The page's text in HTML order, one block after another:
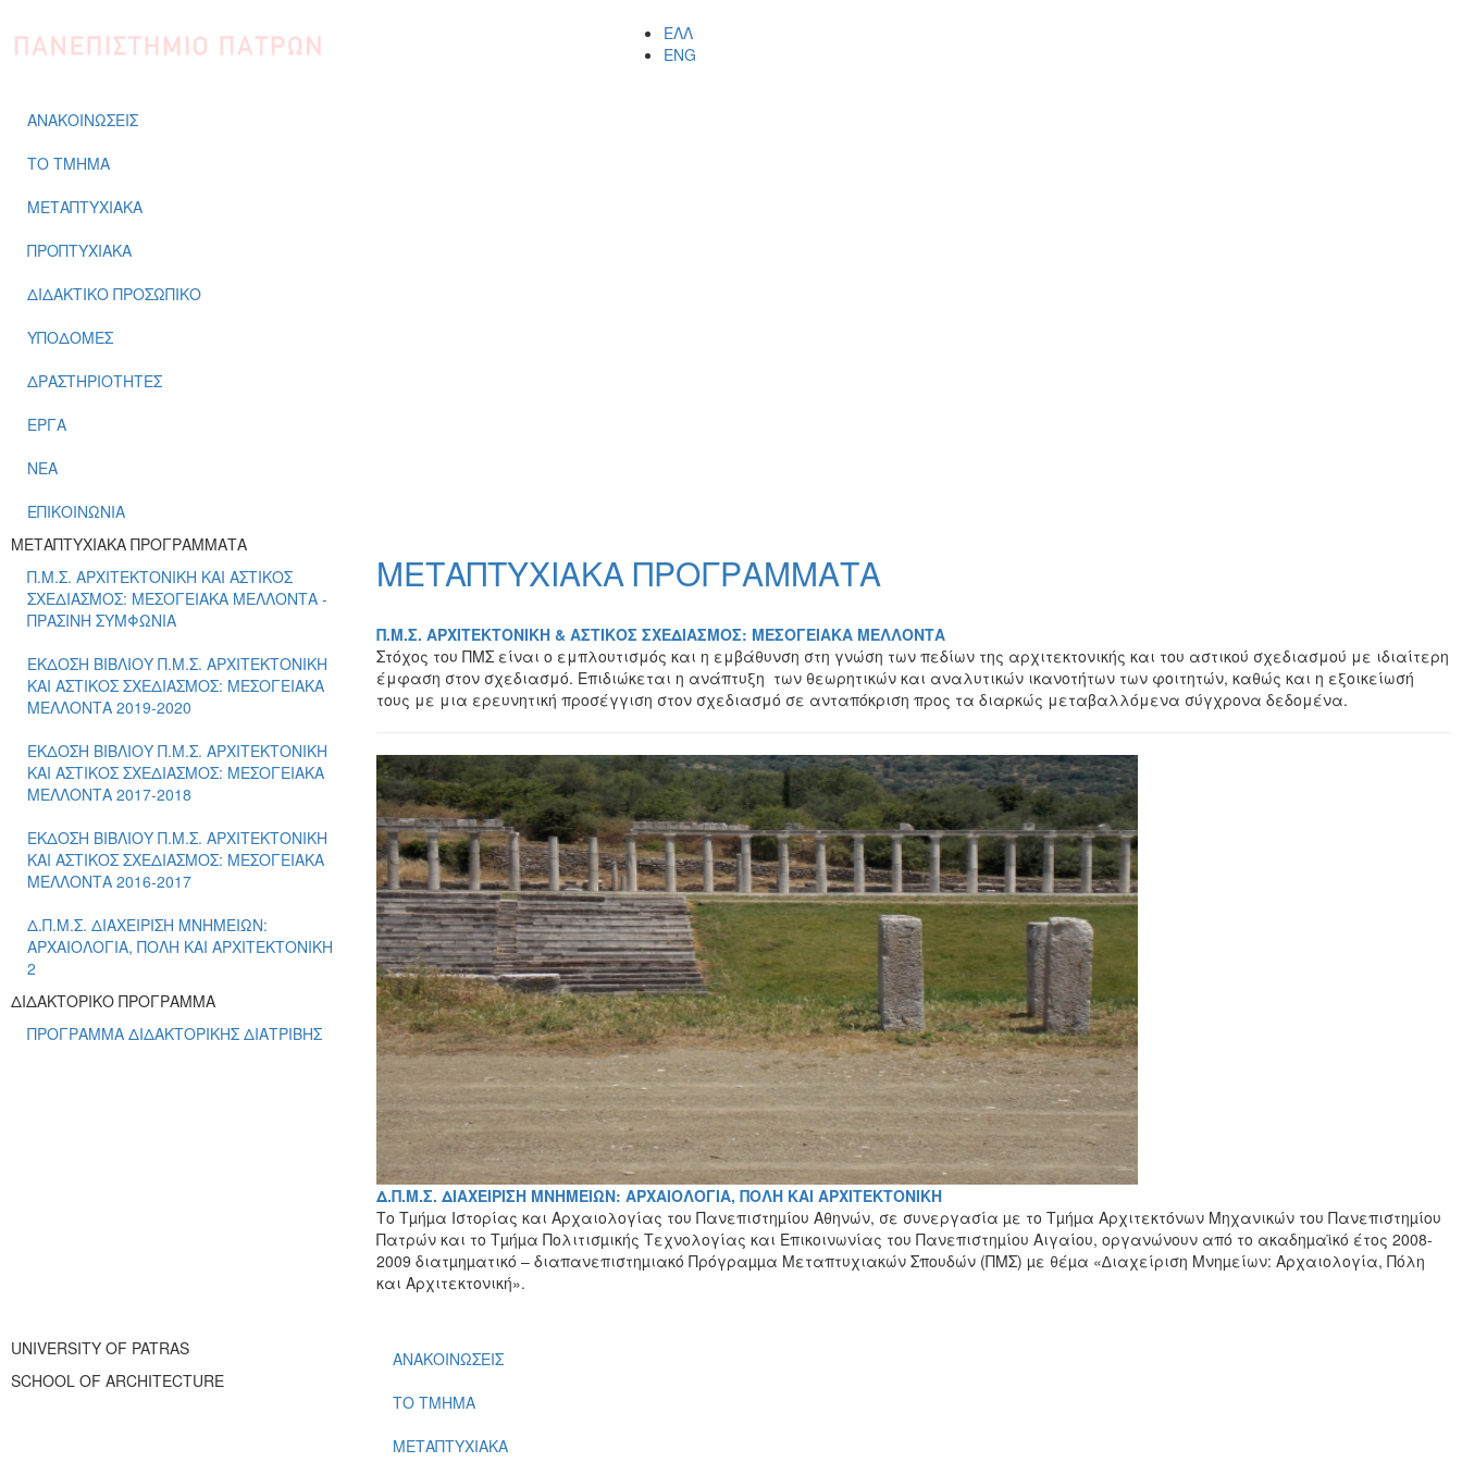
ΕΛΛ
ENG
ΑΝΑΚΟΙΝΩΣΕΙΣ
ΤΟ ΤΜΗΜΑ
ΜΕΤΑΠΤΥΧΙΑΚΑ
ΠΡΟΠΤΥΧΙΑΚΑ
ΔΙΔΑΚΤΙΚΟ ΠΡΟΣΩΠΙΚΟ
ΥΠΟΔΟΜΕΣ
ΔΡΑΣΤΗΡΙΟΤΗΤΕΣ
ΕΡΓΑ
ΝΕΑ
ΕΠΙΚΟΙΝΩΝΙΑ
ΜΕΤΑΠΤΥΧΙΑΚΑ ΠΡΟΓΡΑΜΜΑΤΑ
Π.Μ.Σ. ΑΡΧΙΤΕΚΤΟΝΙΚΗ ΚΑΙ ΑΣΤΙΚΟΣ
ΣΧΕΔΙΑΣΜΟΣ: ΜΕΣΟΓΕΙΑΚΑ ΜΕΛΛΟΝΤΑ -
ΠΡΑΣΙΝΗ ΣΥΜΦΩΝΙΑ
ΕΚΔΟΣΗ ΒΙΒΛΙΟΥ Π.Μ.Σ. ΑΡΧΙΤΕΚΤΟΝΙΚΗ
ΚΑΙ ΑΣΤΙΚΟΣ ΣΧΕΔΙΑΣΜΟΣ: ΜΕΣΟΓΕΙΑΚΑ
ΜΕΛΛΟΝΤΑ 2019-2020
ΕΚΔΟΣΗ ΒΙΒΛΙΟΥ Π.Μ.Σ. ΑΡΧΙΤΕΚΤΟΝΙΚΗ
ΚΑΙ ΑΣΤΙΚΟΣ ΣΧΕΔΙΑΣΜΟΣ: ΜΕΣΟΓΕΙΑΚΑ
ΜΕΛΛΟΝΤΑ 2017-2018
ΕΚΔΟΣΗ ΒΙΒΛΙΟΥ Π.Μ.Σ. ΑΡΧΙΤΕΚΤΟΝΙΚΗ
ΚΑΙ ΑΣΤΙΚΟΣ ΣΧΕΔΙΑΣΜΟΣ: ΜΕΣΟΓΕΙΑΚΑ
ΜΕΛΛΟΝΤΑ 2016-2017
Δ.Π.Μ.Σ. ΔΙΑΧΕΙΡΙΣΗ ΜΝΗΜΕΙΩΝ:
ΑΡΧΑΙΟΛΟΓΙΑ, ΠΟΛΗ ΚΑΙ ΑΡΧΙΤΕΚΤΟΝΙΚΗ
2
ΔΙΔΑΚΤΟΡΙΚΟ ΠΡΟΓΡΑΜΜΑ
ΠΡΟΓΡΑΜΜΑ ΔΙΔΑΚΤΟΡΙΚΗΣ ΔΙΑΤΡΙΒΗΣ
ΜΕΤΑΠΤΥΧΙΑΚΑ ΠΡΟΓΡΑΜΜΑΤΑ
Π.Μ.Σ. ΑΡΧΙΤΕΚΤΟΝΙΚΗ & ΑΣΤΙΚΟΣ ΣΧΕΔΙΑΣΜΟΣ: ΜΕΣΟΓΕΙΑΚΑ ΜΕΛΛΟΝΤΑ
Στόχος του ΠΜΣ είναι ο εμπλουτισμός και η εμβάθυνση στη γνώση των πεδίων της αρχιτεκτονικής και του αστικού σχεδιασμού με ιδιαίτερη
έμφαση στον σχεδιασμό. Επιδιώκεται η ανάπτυξη των θεωρητικών και αναλυτικών ικανοτήτων των φοιτητών, καθώς και η εξοικείωσή
τους με μια ερευνητική προσέγγιση στον σχεδιασμό σε ανταπόκριση προς τα διαρκώς μεταβαλλόμενα σύγχρονα δεδομένα.
Δ.Π.Μ.Σ. ΔΙΑΧΕΙΡΙΣΗ ΜΝΗΜΕΙΩΝ: ΑΡΧΑΙΟΛΟΓΙΑ, ΠΟΛΗ ΚΑΙ ΑΡΧΙΤΕΚΤΟΝΙΚΗ
Το Τµήµα Ιστορίας και Αρχαιολογίας του Πανεπιστηµίου Αθηνών, σε συνεργασία µε το Τµήµα Αρχιτεκτόνων Μηχανικών του Πανεπιστηµίου
Πατρών και το Τµήµα Πολιτισµικής Τεχνολογίας και Επικοινωνίας του Πανεπιστηµίου Αιγαίου, οργανώνουν από το ακαδηµαϊκό έτος 2008-
2009 διατµηµατικό – διαπανεπιστηµιακό Πρόγραµµα Μεταπτυχιακών Σπουδών (ΠΜΣ) µε θέµα «∆ιαχείριση Μνηµείων: Αρχαιολογία, Πόλη
και Αρχιτεκτονική».
ΑΝΑΚΟΙΝΩΣΕΙΣ
ΤΟ ΤΜΗΜΑ
ΜΕΤΑΠΤΥΧΙΑΚΑ
UNIVERSITY OF PATRAS
SCHOOL OF ARCHITECTURE